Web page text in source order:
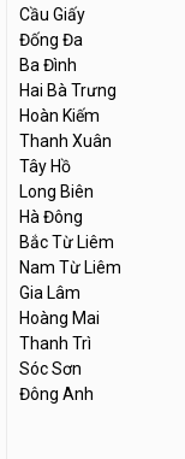
Cầu Giấy
Đống Đa
Ba Đình
Hai Bà Trưng
Hoàn Kiếm
Thanh Xuân
Tây Hồ
Long Biên
Hà Đông
Bắc Từ Liêm
Nam Từ Liêm
Gia Lâm
Hoàng Mai
Thanh Trì
Sóc Sơn
Đông Anh